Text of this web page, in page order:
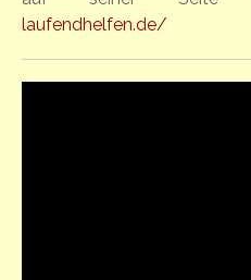
laufendhelfen.de/